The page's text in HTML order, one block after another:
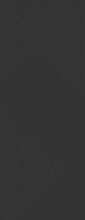
Cookie-Zustimmung verwalten